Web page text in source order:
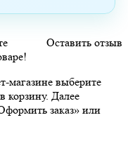
Оставить отзыв
магазине выберите
корзину. Далее
заказ» или